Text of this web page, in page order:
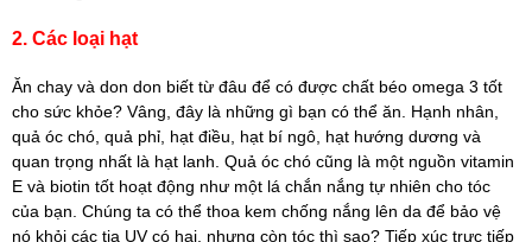
2. Các loại hạt
Ăn chay và don don biết từ đâu để có được chất béo omega 3 tốt
cho sức khỏe? Vâng, đây là những gì bạn có thể ăn. Hạnh nhân,
quả óc chó, quả phỉ, hạt điều, hạt bí ngô, hạt hướng dương và
quan trọng nhất là hạt lanh. Quả óc chó cũng là một nguồn vitamin
E và biotin tốt hoạt động như một lá chắn nắng tự nhiên cho tóc
của bạn. Chúng ta có thể thoa kem chống nắng lên da để bảo vệ
nó khỏi các tia UV có hại, nhưng còn tóc thì sao? Tiếp xúc trực tiếp